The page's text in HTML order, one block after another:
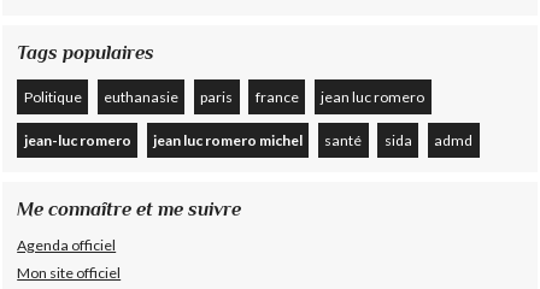
Tags populaires
Politique euthanasie paris france jean luc romero
jean-luc romero jean luc romero michel santé sida admd
Me connaître et me suivre
Agenda officiel
Mon site officiel